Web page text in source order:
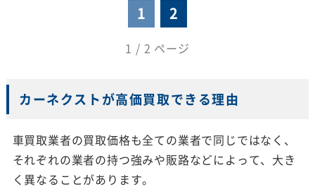
1 2
1 / 2 ページ
カーネクストが高価買取できる理由
車買取業者の買取価格も全ての業者で同じではなく、
それぞれの業者の持つ強みや販路などによって、大き
く異なることがあります。